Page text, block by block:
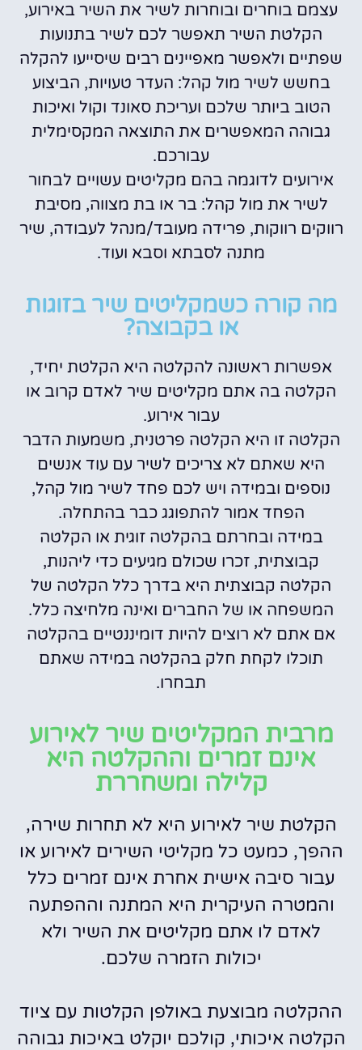
עצמם בוחרים ובוחרות לשיר את השיר באירוע,
הקלטת השיר תאפשר לכם לשיר בתנועות
שפתיים ולאפשר מאפיינים רבים שיסייעו להקלה
בחשש לשיר מול קהל: העדר טעויות, הביצוע
הטוב ביותר שלכם ועריכת סאונד וקול ואיכות
גבוהה המאפשרים את התוצאה המקסימלית
עבורכם.
אירועים לדוגמה בהם מקליטים עשויים לבחור
לשיר את מול קהל: בר או בת מצווה, מסיבת
רווקים רווקות, פרידה מעובד/מנהל לעבודה, שיר
מתנה לסבתא וסבא ועוד.
מה קורה כשמקליטים שיר בזוגות
או בקבוצה?
אפשרות ראשונה להקלטה היא הקלטת יחיד,
הקלטה בה אתם מקליטים שיר לאדם קרוב או
עבור אירוע.
הקלטה זו היא הקלטה פרטנית, משמעות הדבר
היא שאתם לא צריכים לשיר עם עוד אנשים
נוספים ובמידה ויש לכם פחד לשיר מול קהל,
הפחד אמור להתפוגג כבר בהתחלה.
במידה ובחרתם בהקלטה זוגית או הקלטה
קבוצתית, זכרו שכולם מגיעים כדי ליהנות,
הקלטה קבוצתית היא בדרך כלל הקלטה של
המשפחה או של החברים ואינה מלחיצה כלל.
אם אתם לא רוצים להיות דומיננטיים בהקלטה
תוכלו לקחת חלק בהקלטה במידה שאתם
תבחרו.
מרבית המקליטים שיר לאירוע
אינם זמרים וההקלטה היא
קלילה ומשחררת
הקלטת שיר לאירוע היא לא תחרות שירה,
ההפך, כמעט כל מקליטי השירים לאירוע או
עבור סיבה אישית אחרת אינם זמרים כלל
והמטרה העיקרית היא המתנה וההפתעה
לאדם לו אתם מקליטים את השיר ולא
יכולות הזמרה שלכם.
ההקלטה מבוצעת באולפן הקלטות עם ציוד
הקלטה איכותי, קולכם יוקלט באיכות גבוהה